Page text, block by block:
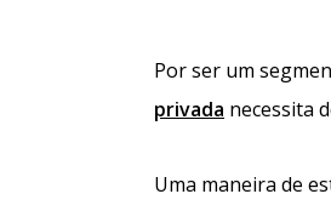
Por ser um
privada necessita
Uma maneira de